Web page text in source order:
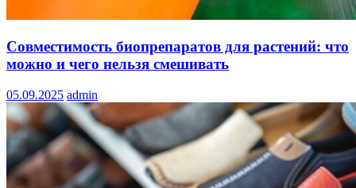
Совместимость биопрепаратов для растений: что
можно и чего нельзя смешивать
05.09.2025 admin